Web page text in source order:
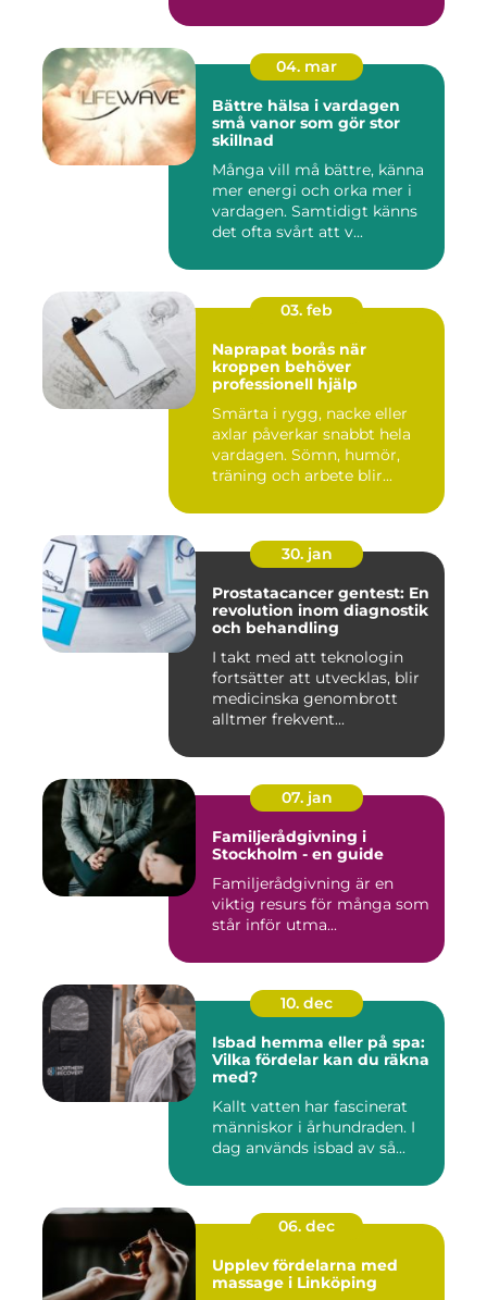
04. mar
Bättre hälsa i vardagen
små vanor som gör stor
skillnad
Många vill må bättre, känna
mer energi och orka mer i
vardagen. Samtidigt känns
det ofta svårt att v...
03. feb
Naprapat borås när
kroppen behöver
professionell hjälp
Smärta i rygg, nacke eller
axlar påverkar snabbt hela
vardagen. Sömn, humör,
träning och arbete blir...
30. jan
Prostatacancer gentest: En
revolution inom diagnostik
och behandling
I takt med att teknologin
fortsätter att utvecklas, blir
medicinska genombrott
alltmer frekvent...
07. jan
Familjerådgivning i
Stockholm - en guide
Familjerådgivning är en
viktig resurs för många som
står inför utma...
10. dec
Isbad hemma eller på spa:
Vilka fördelar kan du räkna
med?
Kallt vatten har fascinerat
människor i århundraden. I
dag används isbad av så...
06. dec
Upplev fördelarna med
massage i Linköping